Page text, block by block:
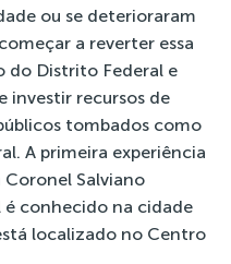
ou se deterioraram
a reverter essa
do Distrito Federal e
investir recursos de
tombados como
A primeira experiência
Coronel Salviano
é conhecido na cidade
localizado no Centro